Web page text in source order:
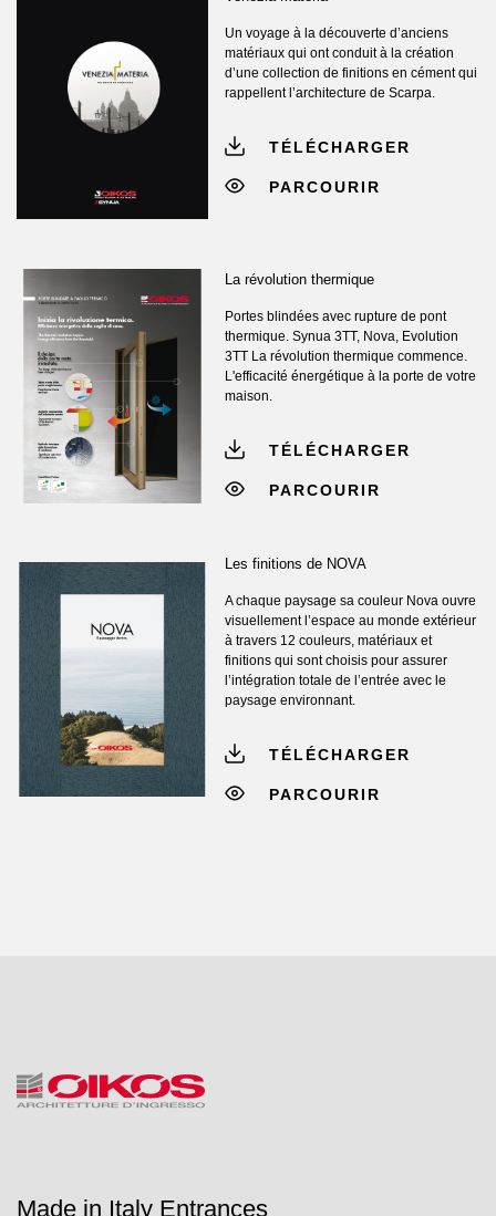
Un voyage à la découverte d’anciens
matériaux qui ont conduit à la création
d’une collection de finitions en cément qui
rappellent l’architecture de Scarpa.
TÉLÉCHARGER
PARCOURIR
La révolution thermique
Portes blindées avec rupture de pont
thermique. Synua 3TT, Nova, Evolution
3TT La révolution thermique commence.
L'efficacité énergétique à la porte de votre
maison.
TÉLÉCHARGER
PARCOURIR
Les finitions de NOVA
A chaque paysage sa couleur Nova ouvre
visuellement l’espace au monde extérieur
à travers 12 couleurs, matériaux et
finitions qui sont choisis pour assurer
l’intégration totale de l’entrée avec le
paysage environnant.
TÉLÉCHARGER
PARCOURIR
Made in Italy Entrances